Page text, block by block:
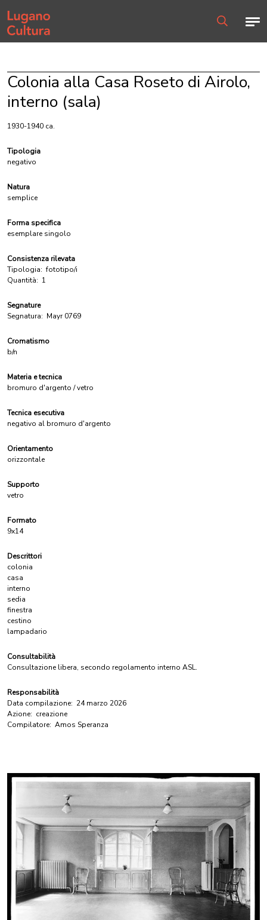
Home page
Colonia alla Casa Roseto di Airolo,
interno (sala)
1930-1940 ca.
Tipologia
negativo
Natura
semplice
Forma specifica
esemplare singolo
Consistenza rilevata
Tipologia: fototipo/i
Quantità: 1
Segnature
Segnatura: Mayr 0769
Cromatismo
b/n
Materia e tecnica
bromuro d'argento / vetro
Tecnica esecutiva
negativo al bromuro d'argento
Orientamento
orizzontale
Supporto
vetro
Formato
9x14
Descrittori
colonia
casa
interno
sedia
finestra
cestino
lampadario
Consultabilità
Consultazione libera, secondo regolamento interno ASL.
Responsabilità
Data compilazione: 24 marzo 2026
Azione: creazione
Compilatore: Amos Speranza